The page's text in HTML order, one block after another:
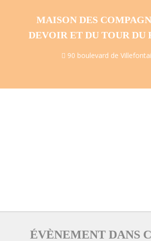
MAISON DES
DEVOIR ET DU TOUR DU
90 boulevard de
ÉVÈNEMENT DANS